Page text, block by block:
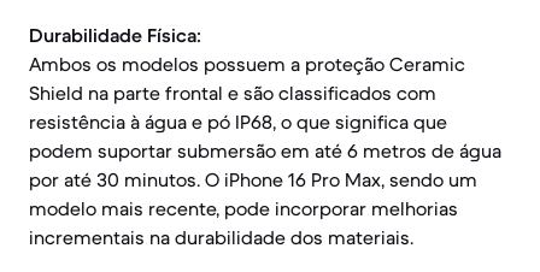
Durabilidade Física:
Ambos os modelos possuem a proteção Ceramic
Shield na parte frontal e são classificados com
resistência à água e pó IP68, o que significa que
podem suportar submersão em até 6 metros de água
por até 30 minutos. O iPhone 16 Pro Max, sendo um
modelo mais recente, pode incorporar melhorias
incrementais na durabilidade dos materiais.